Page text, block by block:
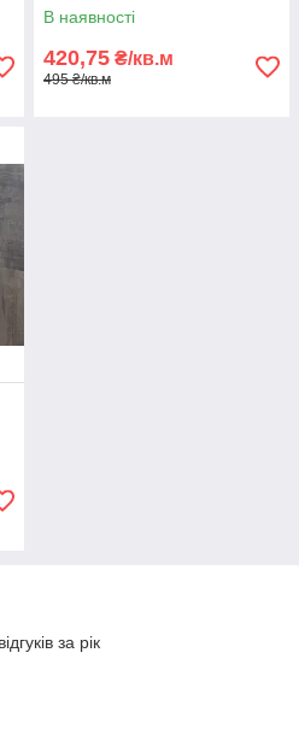
В наявності
420,75 ₴/кв.м
495 ₴/кв.м
за рік